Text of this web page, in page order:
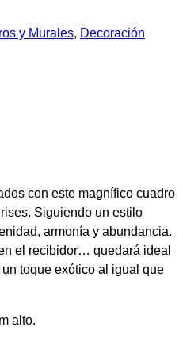
y Murales, Decoración
con este magnífico cuadro
Siguiendo un estilo
armonía y abundancia.
el recibidor… quedará ideal
toque exótico al igual que
alto.